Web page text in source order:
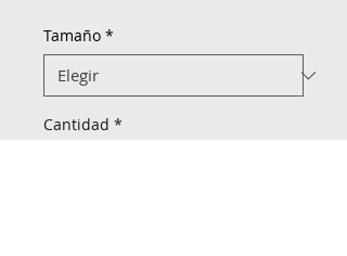
Tamaño *
Cantidad *